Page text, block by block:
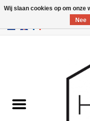
GBP/USD
Gadgets
Wij slaan cookies op om onze
Nee